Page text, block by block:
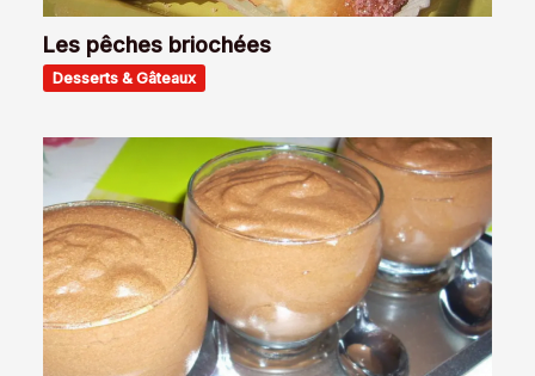
Les pêches briochées
Desserts & Gâteaux